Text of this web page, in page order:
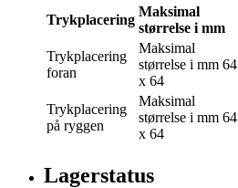
Trykplacering
Maksimal
størrelse i mm
Trykplacering
foran
Maksimal
størrelse i mm 64
x 64
Trykplacering
på ryggen
Maksimal
størrelse i mm 64
x 64
Lagerstatus